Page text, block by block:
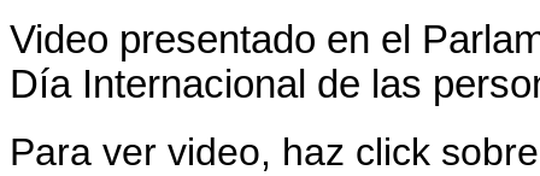
Video presentado en el
Día Internacional de las
Para ver video, haz click